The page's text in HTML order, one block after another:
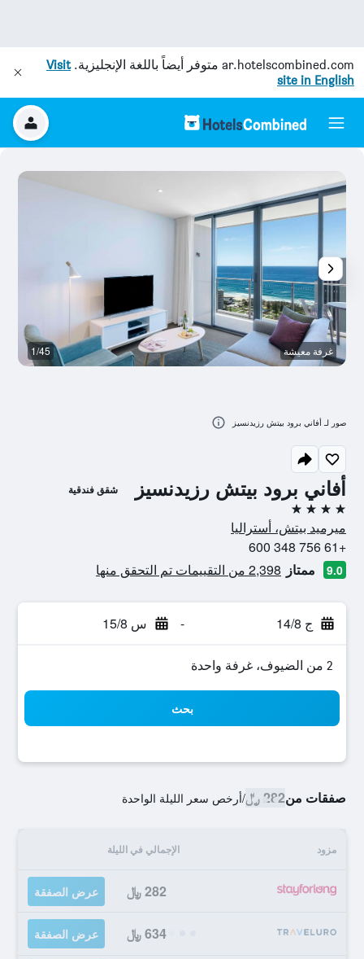
ar.hotelscombined.com متوفر أيضاً باللغة الإنجليزية.Visit
site in English
أفاني برود بيتش رزيدنسيز شقق فندقية
4 نجوم
ميرميد بيتش، أستراليا
+61 756 348 600
9.0 ممتاز 2,398 من التقييمات تم التحقق منها
ج 14/8 - س 15/8
2 من الضيوف، غرفة واحدة
بحث
صفقات من282 ﷼ /أرخص سعر الليلة الواحدة
مزود الإجمالي في الليلة
282 ﷼ عرض الصفقة
634 ﷼ عرض الصفقة
غرفة معيشة 1/45
صور لـ أفاني برود بيتش رزيدنسيز